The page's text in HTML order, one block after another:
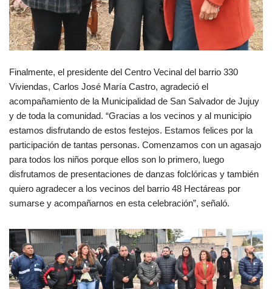
Finalmente, el presidente del Centro Vecinal del barrio 330
Viviendas, Carlos José María Castro, agradeció el
acompañamiento de la Municipalidad de San Salvador de Jujuy
y de toda la comunidad. “Gracias a los vecinos y al municipio
estamos disfrutando de estos festejos. Estamos felices por la
participación de tantas personas. Comenzamos con un agasajo
para todos los niños porque ellos son lo primero, luego
disfrutamos de presentaciones de danzas folclóricas y también
quiero agradecer a los vecinos del barrio 48 Hectáreas por
sumarse y acompañarnos en esta celebración”, señaló.